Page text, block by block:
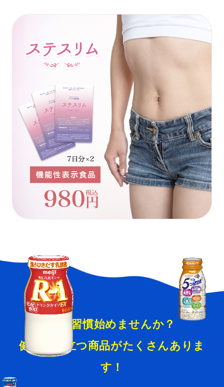
健康習慣始めませんか？
健康に役立つ商品がたくさんありま
す！